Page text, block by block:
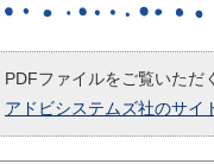
PDFファイルをご覧いただ
アドビシステムズ社のサイ